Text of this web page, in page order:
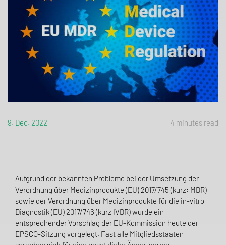
9. Dec. 2022 4 minutes read
Aufgrund der bekannten Probleme bei der Umsetzung der
Verordnung über Medizinprodukte (EU) 2017/745 (kurz: MDR)
sowie der Verordnung über Medizinprodukte für die in-vitro
Diagnostik (EU) 2017/746 (kurz IVDR) wurde ein
entsprechender Vorschlag der EU-Kommission heute der
EPSCO-Sitzung vorgelegt. Fast alle Mitgliedsstaaten